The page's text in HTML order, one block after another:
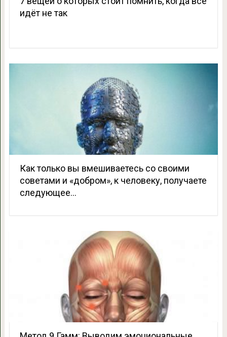
идёт не так
Как только вы вмешиваетесь со своими
советами и «добром», к человеку, получаете
следующее…